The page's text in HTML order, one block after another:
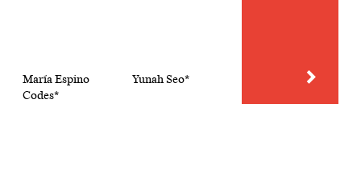
María Espino
Codes*
Yunah Seo*